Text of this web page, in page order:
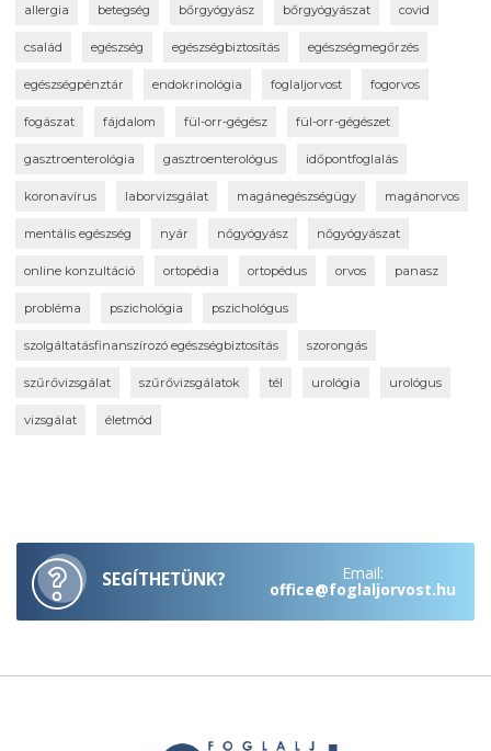
allergia betegség bőrgyógyász bőrgyógyászat covid
család egészség egészségbiztosítás egészségmegőrzés
egészségpénztár endokrinológia foglaljorvost fogorvos
fogászat fájdalom fül-orr-gégész fül-orr-gégészet
gasztroenterológia gasztroenterológus időpontfoglalás
koronavírus laborvizsgálat magánegészségügy magánorvos
mentális egészség nyár nőgyógyász nőgyógyászat
online konzultáció ortopédia ortopédus orvos panasz
probléma pszichológia pszichológus
szolgáltatásfinanszírozó egészségbiztosítás szorongás
szűrővizsgálat szűrővizsgálatok tél urológia urológus
vizsgálat életmód
SEGÍTHETÜNK? Email:
office@foglaljorvost.hu